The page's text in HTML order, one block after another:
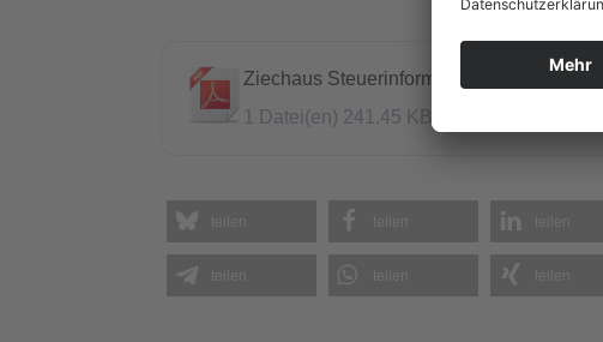
Ziechaus Steuerinformationen August 2020
1 Datei(en) 241.45 KB
teilen teilen teilen
teilen teilen teilen